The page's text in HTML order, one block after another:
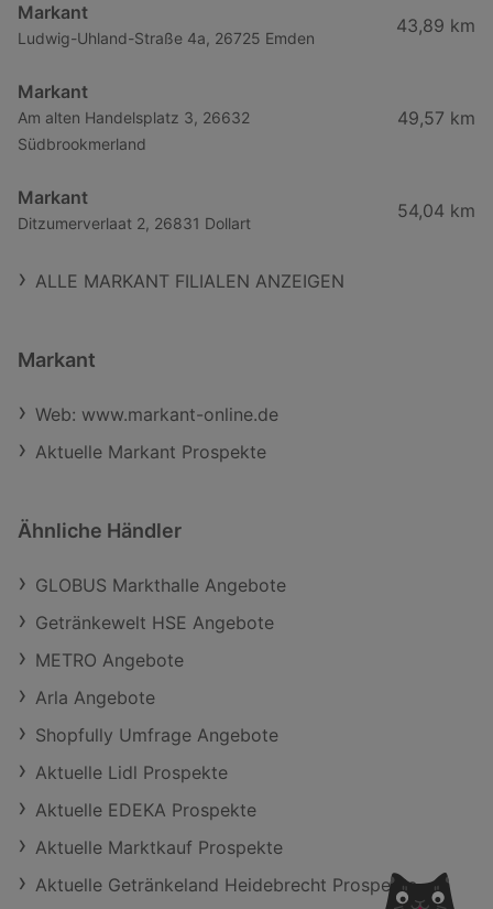
Markant
Ludwig-Uhland-Straße 4a, 26725 Emden
43,89 km
Markant
Am alten Handelsplatz 3, 26632
Südbrookmerland
49,57 km
Markant
Ditzumerverlaat 2, 26831 Dollart
54,04 km
ALLE MARKANT FILIALEN ANZEIGEN
Markant
Web: www.markant-online.de
Aktuelle Markant Prospekte
Ähnliche Händler
GLOBUS Markthalle Angebote
Getränkewelt HSE Angebote
METRO Angebote
Arla Angebote
Shopfully Umfrage Angebote
Aktuelle Lidl Prospekte
Aktuelle EDEKA Prospekte
Aktuelle Marktkauf Prospekte
Aktuelle Getränkeland Heidebrecht Prospekte